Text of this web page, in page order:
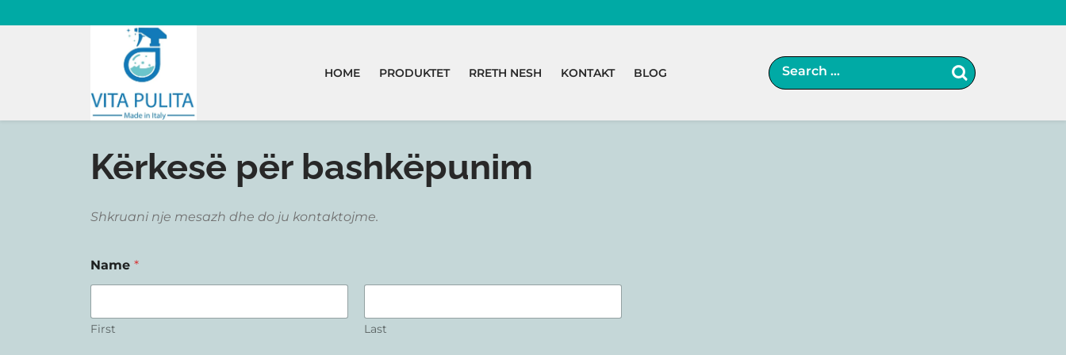
to
HOME PRODUKTET RRETH NESH KONTAKT BLOG
Kërkesë për bashkëpunim
Shkruani nje mesazh dhe do ju kontaktojme.
Name *
First Last